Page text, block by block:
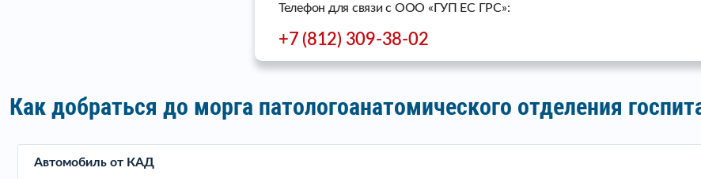
Телефон для связи c ООО «ГУП ЕС ГРС»:
+7 (812) 309-38-02
Как добраться до морга патологоанатомического отделения
Автомобиль от КАД